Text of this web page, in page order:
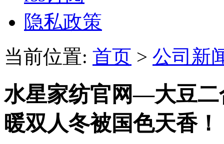
隐私政策
当前位置: 首页 > 公司新
水星家纺官网—大豆二
暖双人冬被国色天香！